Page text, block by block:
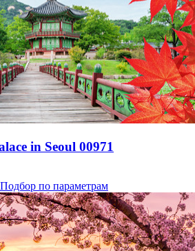
in Seoul 00971
Подбор по параметрам